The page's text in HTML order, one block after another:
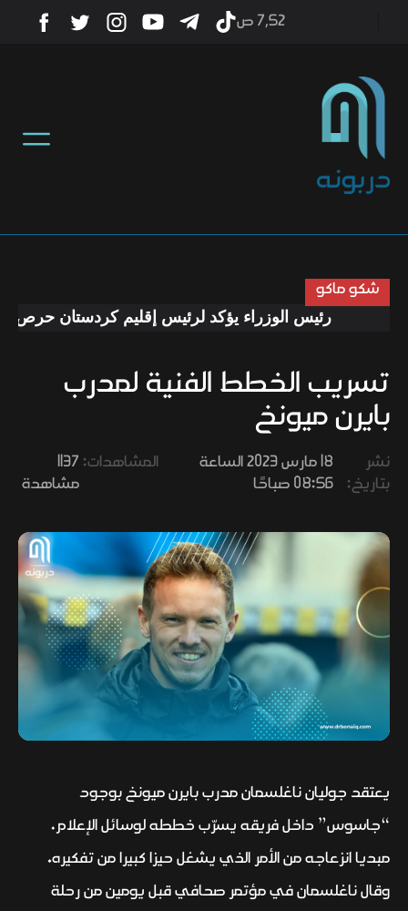
أخبار
رياضة
صحة
ثقافة
وفنون
7٫52 ص
شكو ماكو
رئيس الوزراء يؤكد لرئيس إقليم كردستان حرص
تسريب الخطط الفنية لمدرب
بايرن ميونخ
نشر
بتاريخ:
18 مارس 2023 الساعة
08:56 صباحًا
المشاهدات: 1137
مشاهدة
يعتقد جوليان ناغلسمان مدرب بايرن ميونخ بوجود
“جاسوس” داخل فريقه يسرّب خططه لوسائل الإعلام،
مبديا انزعاجه من الأمر الذي يشغل حيزا كبيرا من تفكيره.
وقال ناغلسمان في مؤتمر صحافي قبل يومين من رحلة